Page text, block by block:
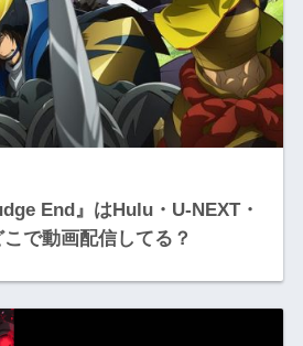
End』はHulu・U-NEXT・
で動画配信してる？